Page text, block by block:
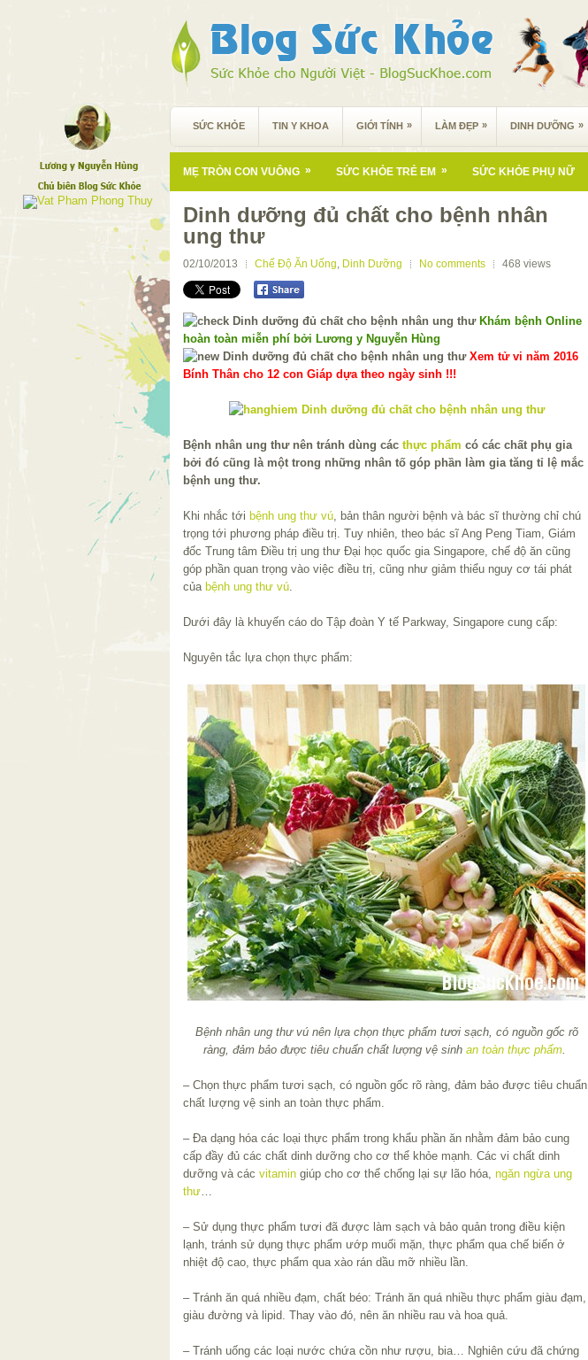
SỨC KHỎE TIN Y KHOA GIỚI TÍNH » LÀM ĐẸP » DINH DƯỠNG »
MẸ TRÒN CON VUÔNG » SỨC KHỎE TRẺ EM » SỨC KHỎE PHỤ NỮ
Dinh dưỡng đủ chất cho bệnh nhân
ung thư
02/10/2013 Chế Độ Ăn Uống, Dinh Dưỡng No comments 468 views
Khám bệnh Online
hoàn toàn miễn phí bởi Lương y Nguyễn Hùng
Xem tử vi năm 2016
Bính Thân cho 12 con Giáp dựa theo ngày sinh !!!
Bệnh nhân ung thư nên tránh dùng các thực phẩm có các chất phụ gia
bởi đó cũng là một trong những nhân tố góp phần làm gia tăng tỉ lệ mắc
bệnh ung thư.
Khi nhắc tới bệnh ung thư vú , bản thân người bệnh và bác sĩ thường chỉ chú
trọng tới phương pháp điều trị. Tuy nhiên, theo bác sĩ Ang Peng Tiam, Giám
đốc Trung tâm Điều trị ung thư Đại học quốc gia Singapore, chế độ ăn cũng
góp phần quan trọng vào việc điều trị, cũng như giảm thiểu nguy cơ tái phát
của bệnh ung thư vú
Dưới đây là khuyến cáo do Tập đoàn Y tế Parkway, Singapore cung cấp:
Nguyên tắc lựa chọn thực phẩm:
Bệnh nhân ung thư vú nên lựa chọn thực phẩm tươi sạch, có nguồn gốc rõ
ràng, đảm bảo được tiêu chuẩn chất lượng vệ sinh an toàn thực phẩm
– Chọn thực phẩm tươi sạch, có nguồn gốc rõ ràng, đảm bảo được tiêu chuẩn
chất lượng vệ sinh an toàn thực phẩm.
– Đa dạng hóa các loại thực phẩm trong khẩu phần ăn nhằm đảm bảo cung
cấp đầy đủ các chất dinh dưỡng cho cơ thể khỏe mạnh. Các vi chất dinh
dưỡng và các vitamin giúp cho cơ thể chống lại sự lão hóa, ngăn ngừa ung
thư
– Sử dụng thực phẩm tươi đã được làm sạch và bảo quản trong điều kiện
lạnh, tránh sử dụng thực phẩm ướp muối mặn, thực phẩm qua chế biến ở
nhiệt độ cao, thực phẩm qua xào rán dầu mỡ nhiều lần.
– Tránh ăn quá nhiều đạm, chất béo: Tránh ăn quá nhiều thực phẩm giàu đạm,
giàu đường và lipid. Thay vào đó, nên ăn nhiều rau và hoa quả.
– Tránh uống các loại nước chứa cồn như rượu, bia… Nghiên cứu đã chứng